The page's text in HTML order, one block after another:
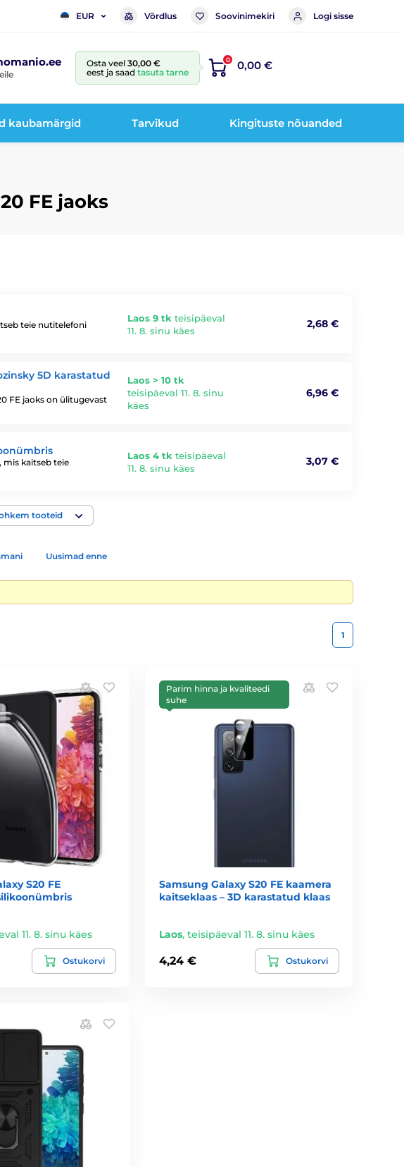
EUR Võrdlus Soovinimekiri Logi sisse
Osta veel 30,00 €
eest ja saad tasuta tarne
0 0,00 €
kaubamärgid Tarvikud Kingituste nõuanded
FE jaoks
teie nutitelefoni
Laos 9 tk teisipäeval
11. 8. sinu käes
2,68 €
5D karastatud
FE jaoks on ülitugevast
Laos > 10 tk
teisipäeval 11. 8. sinu
käes
6,96 €
mis kaitseb teie
Laos 4 tk teisipäeval
11. 8. sinu käes
3,07 €
tooteid
Uusimad enne
1
S20 FE
11. 8. sinu käes
Ostukorvi
Parim hinna ja kvaliteedi
suhe
Samsung Galaxy S20 FE kaamera
kaitseklaas – 3D karastatud klaas
Laos,teisipäeval 11. 8. sinu käes
4,24 € Ostukorvi